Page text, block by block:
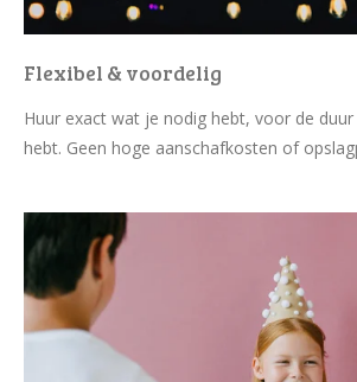
Flexibel & voordelig
Huur exact wat je nodig hebt, voor de
hebt. Geen hoge aanschafkosten of